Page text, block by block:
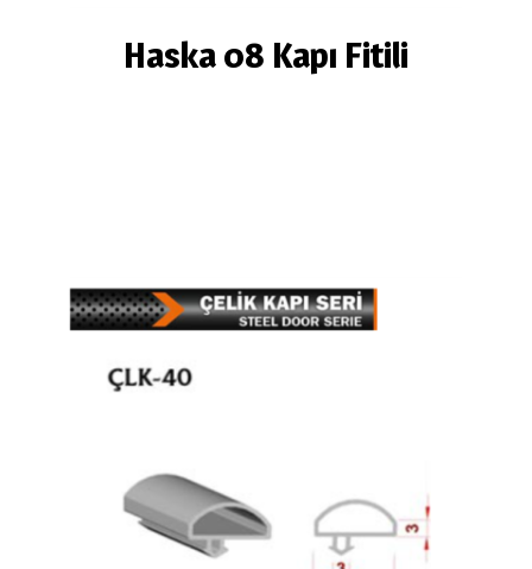
Haska 08 Kapı Fitili